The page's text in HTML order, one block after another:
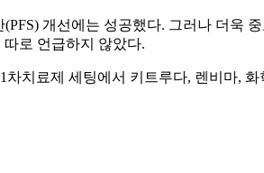
개선에는 성공했다. 그러나 더욱
로 언급하지 않았다.
1차치료제 세팅에서 키트루다, 렌비마